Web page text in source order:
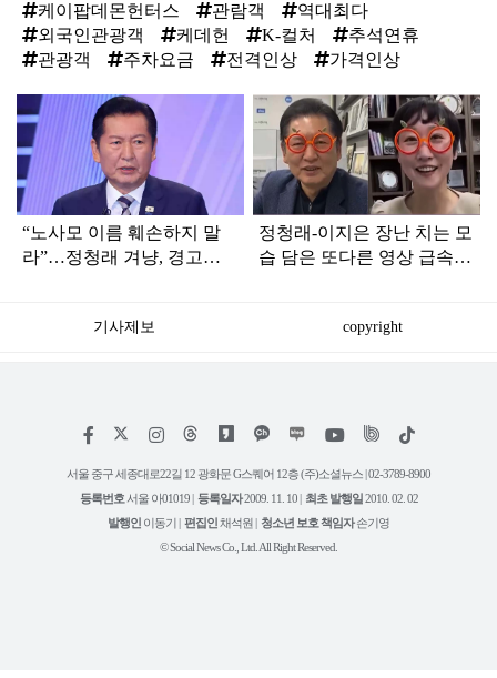
케이팝데몬헌터스
관람객
역대최다
외국인관광객
케데헌 K-컬처
추석연휴
관광객
주차요금 전격인상 가격인상
탑
라
인
“노사모 이름 훼손하지 말
라”…정청래 겨냥, 경고장
정청래-이지은 장난 치는 모
습 담은 또다른 영상 급속
기사제보 copyright
페
스
인
타
램
위
트
유
튜
틱
서울 중구 세종대로22길 12 광화문 G스퀘어 12층 (주)소셜뉴스 | 02-3789-8900
등록번호 서울 아01019 | 등록일자2009. 11. 10 | 최초 발행일2010. 02. 02
발행인 이동기 | 편집인채석원 | 청소년 보호 책임자손기영
© Social News Co., Ltd. All Right Reserved.